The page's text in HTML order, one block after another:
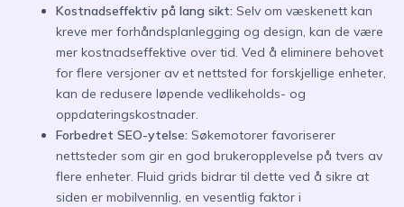
Kostnadseffektiv på lang sikt: Selv om væskenett kan
kreve mer forhåndsplanlegging og design, kan de være
mer kostnadseffektive over tid. Ved å eliminere behovet
for flere versjoner av et nettsted for forskjellige enheter,
kan de redusere løpende vedlikeholds- og
oppdateringskostnader.
Forbedret SEO-ytelse: Søkemotorer favoriserer
nettsteder som gir en god brukeropplevelse på tvers av
flere enheter. Fluid grids bidrar til dette ved å sikre at
siden er mobilvennlig, en vesentlig faktor i